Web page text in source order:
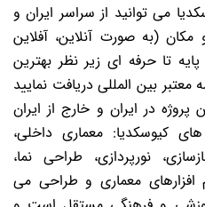
می توانید از سراسر ایران و
(به صورت آنلاین، آفلاین
تا حرفه ای زیر نظر بهترین
معتبر بین المللی دریافت نمایید
پروژه در ایران و خارج از ایران
کیوسکدیا: معماری داخلی،
نورپردازی، طراحی نما،
معماری و طراحی می